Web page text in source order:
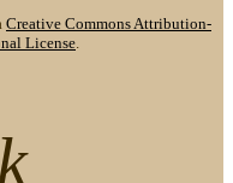
Creative Commons Attribution-
License.